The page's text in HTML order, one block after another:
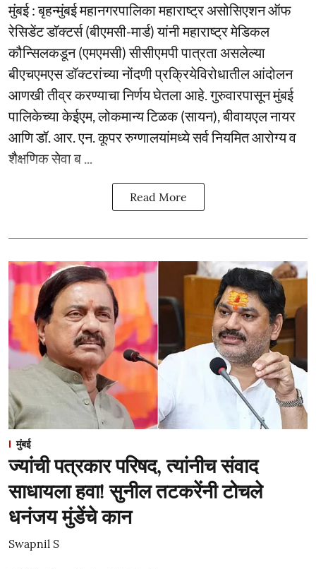
मुंबई : बृहन्मुंबई महानगरपालिका महाराष्ट्र असोसिएशन ऑफ
रेसिडेंट डॉक्टर्स (बीएमसी-मार्ड) यांनी महाराष्ट्र मेडिकल
कौन्सिलकडून (एमएमसी) सीसीएमपी पात्रता असलेल्या
बीएचएमएस डॉक्टरांच्या नोंदणी प्रक्रियेविरोधातील आंदोलन
आणखी तीव्र करण्याचा निर्णय घेतला आहे. गुरुवारपासून मुंबई
पालिकेच्या केईएम, लोकमान्य टिळक (सायन), बीवायएल नायर
आणि डॉ. आर. एन. कूपर रुग्णालयांमध्ये सर्व नियमित आरोग्य व
शैक्षणिक सेवा ब ...
Read More
मुंबई
ज्यांची पत्रकार परिषद, त्यांनीच संवाद
साधायला हवा! सुनील तटकरेंनी टोचले
धनंजय मुंडेंचे कान
Swapnil S